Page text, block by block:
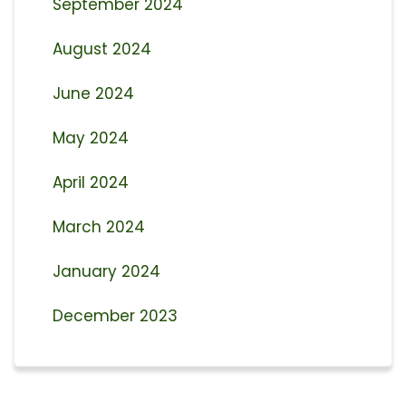
September 2024
August 2024
June 2024
May 2024
April 2024
March 2024
January 2024
December 2023